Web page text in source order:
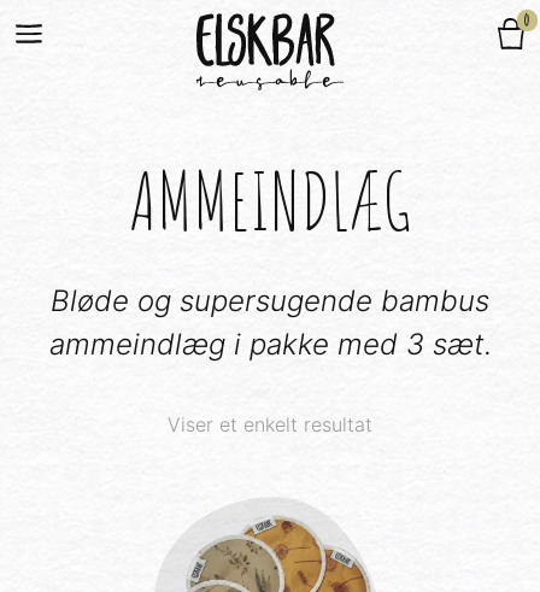
0
AMMEINDLÆG
Bløde og supersugende bambus
ammeindlæg i pakke med 3 sæt.
Viser et enkelt resultat